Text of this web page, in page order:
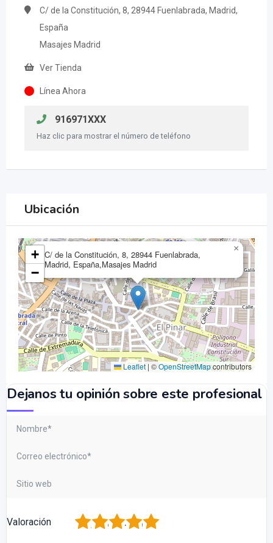
C/ de la Constitución, 8, 28944 Fuenlabrada, Madrid,
España
Masajes Madrid
Ver Tienda
Línea Ahora
916971XXX
Haz clic para mostrar el número de teléfono
Ubicación
C/ de la Constitución, 8, 28944 Fuenlabrada,
Madrid, España,Masajes Madrid
×
+
−
Leaflet | ©OpenStreetMapcontributors
Dejanos tu opinión sobre este profesional
Valoración 5
4
3
2